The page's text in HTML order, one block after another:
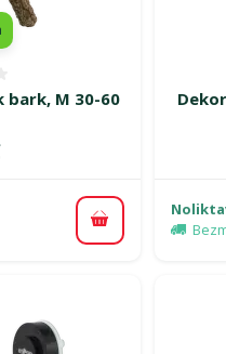
bark, M 30-60
Pievienot